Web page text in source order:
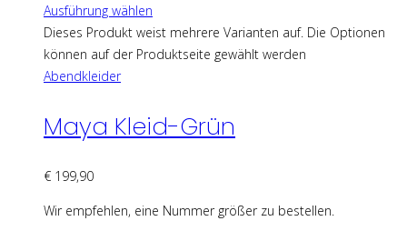
Ausführung wählen
Dieses Produkt weist mehrere Varianten auf. Die Optionen
können auf der Produktseite gewählt werden
Abendkleider
Maya Kleid-Grün
€ 199,90
Wir empfehlen, eine Nummer größer zu bestellen.